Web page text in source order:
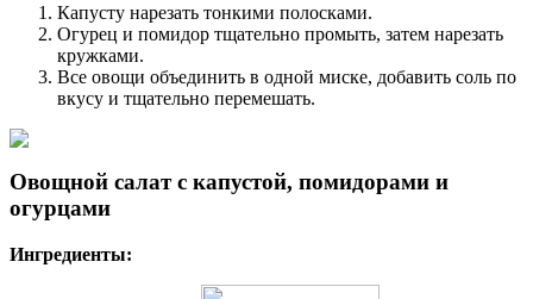
Капусту нарезать тонкими полосками.
Огурец и помидор тщательно промыть, затем нарезать
кружками.
Все овощи объединить в одной миске, добавить соль по
вкусу и тщательно перемешать.
Овощной салат с капустой, помидорами и
огурцами
Ингредиенты: